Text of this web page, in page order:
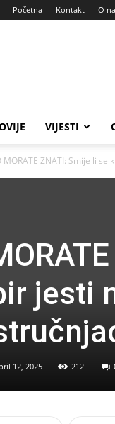
Početna Kontakt O
VIJESTI
MORATE ZNATI: Smije li
jesti
12, 2025 212